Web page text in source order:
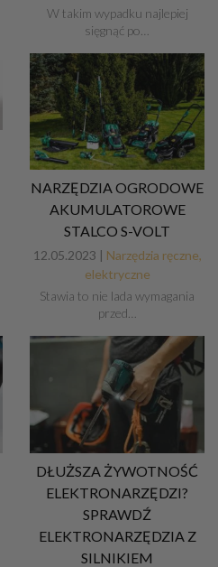
W takim wypadku najlepiej
sięgnąć po…
NARZĘDZIA OGRODOWE
AKUMULATOROWE
STALCO S-VOLT
12.05.2023 | Narzędzia ręczne,
elektryczne
Stawia to nie lada wymagania
przed…
DŁUŻSZA ŻYWOTNOŚĆ
ELEKTRONARZĘDZI?
SPRAWDŹ
ELEKTRONARZĘDZIA Z
SILNIKIEM